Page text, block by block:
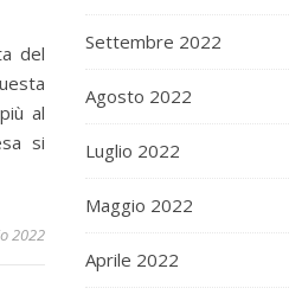
del
al
si
2022
Settembre 2022
Agosto 2022
Luglio 2022
Maggio 2022
Aprile 2022